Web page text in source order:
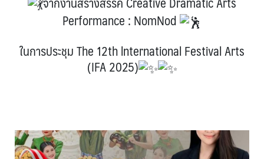
Performance : NomNod
ในการประชุม The 12th lnternational Festival Arts
(IFA 2025)